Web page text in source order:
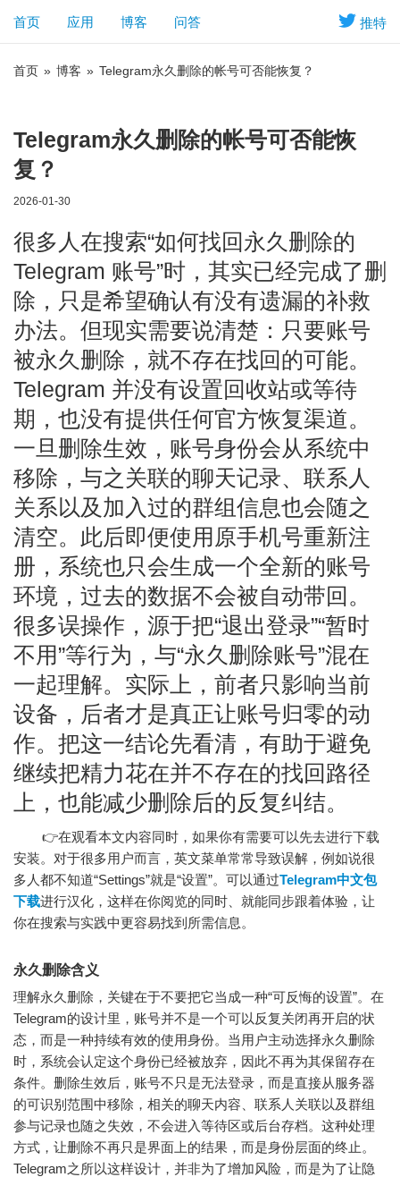
推特
首页 应用 博客 问答
首页 » 博客 » Telegram永久删除的帐号可否能恢复？
Telegram永久删除的帐号可否能恢
复？
2026-01-30
很多人在搜索“如何找回永久删除的
Telegram 账号”时，其实已经完成了删
除，只是希望确认有没有遗漏的补救
办法。但现实需要说清楚：只要账号
被永久删除，就不存在找回的可能。
Telegram 并没有设置回收站或等待
期，也没有提供任何官方恢复渠道。
一旦删除生效，账号身份会从系统中
移除，与之关联的聊天记录、联系人
关系以及加入过的群组信息也会随之
清空。此后即便使用原手机号重新注
册，系统也只会生成一个全新的账号
环境，过去的数据不会被自动带回。
很多误操作，源于把“退出登录”“暂时
不用”等行为，与“永久删除账号”混在
一起理解。实际上，前者只影响当前
设备，后者才是真正让账号归零的动
作。把这一结论先看清，有助于避免
继续把精力花在并不存在的找回路径
上，也能减少删除后的反复纠结。
👉在观看本文内容同时，如果你有需要可以先去进行下载
安装。对于很多用户而言，英文菜单常常导致误解，例如说很
多人都不知道“Settings”就是“设置”。可以通过Telegram中文包
下载进行汉化，这样在你阅览的同时、就能同步跟着体验，让
你在搜索与实践中更容易找到所需信息。
永久删除含义
理解永久删除，关键在于不要把它当成一种“可反悔的设置”。在
Telegram的设计里，账号并不是一个可以反复关闭再开启的状
态，而是一种持续有效的使用身份。当用户主动选择永久删除
时，系统会认定这个身份已经被放弃，因此不再为其保留存在
条件。删除生效后，账号不只是无法登录，而是直接从服务器
的可识别范围中移除，相关的聊天内容、联系人关联以及群组
参与记录也随之失效，不会进入等待区或后台存档。这种处理
方式，让删除不再只是界面上的结果，而是身份层面的终止。
Telegram之所以这样设计，并非为了增加风险，而是为了让隐